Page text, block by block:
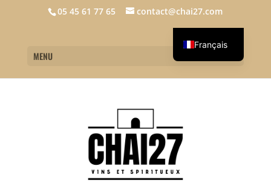
05 45 61 77 65 contact@chai27.com
MENU
Français
English